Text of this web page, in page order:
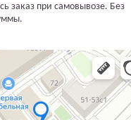
заказ при самовывозе. Без